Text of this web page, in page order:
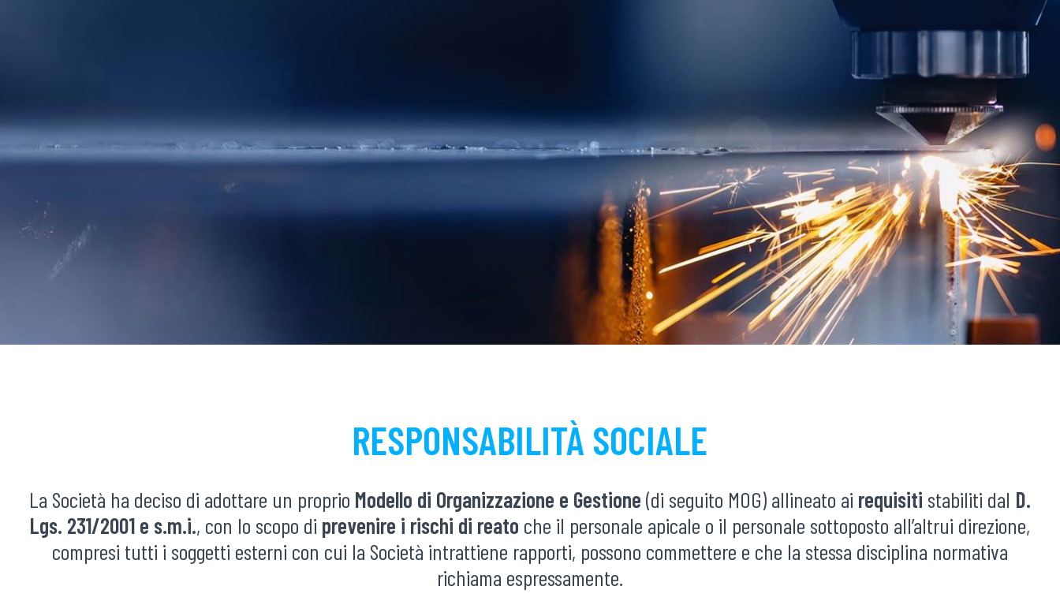
RESPONSABILITÀ SOCIALE
La Società ha deciso di adottare un proprio Modello di Organizzazione e Gestione (di seguito MOG) allineato ai requisiti stabiliti dal D.
Lgs. 231/2001 e s.m.i., con lo scopo di prevenire i rischi di reato che il personale apicale o il personale sottoposto all’altrui direzione,
compresi tutti i soggetti esterni con cui la Società intrattiene rapporti, possono commettere e che la stessa disciplina normativa
richiama espressamente.